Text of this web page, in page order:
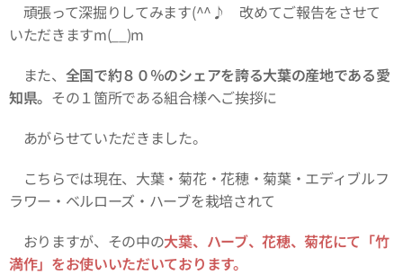
頑張って深掘りしてみます(^^♪ 改めてご報告をさせて
いただきますm(__)m
また、 全国で約８０％のシェアを誇る大葉の産地である愛
知県。 その１箇所である組合様へご挨拶に
あがらせていただきました。
こちらでは現在、大葉・菊花・花穂・菊葉・エディブルフ
ラワー・ベルローズ・ハーブを栽培されて
おりますが、その中の大葉、ハーブ、花穂、菊花にて「竹
満作」をお使いいただいております。